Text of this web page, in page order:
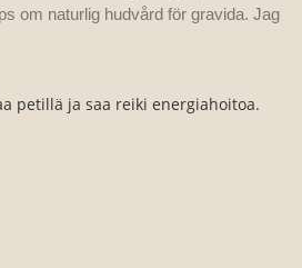
om naturlig hudvård för gravida. Jag